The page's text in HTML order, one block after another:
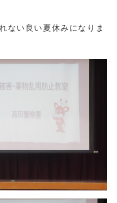
ない良い夏休みになりま